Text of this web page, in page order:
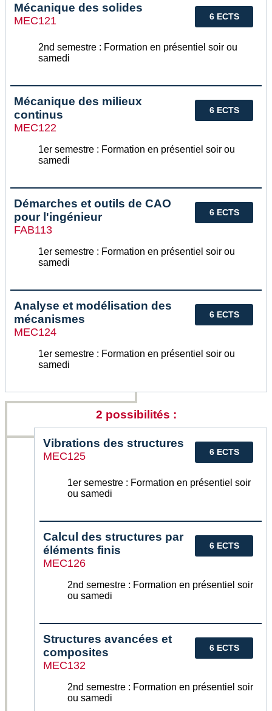
6 ECTS
Mécanique des solides
MEC121
2nd semestre : Formation en présentiel soir ou
samedi
6 ECTS
Mécanique des milieux
continus
MEC122
1er semestre : Formation en présentiel soir ou
samedi
6 ECTS
Démarches et outils de CAO
pour l'ingénieur
FAB113
1er semestre : Formation en présentiel soir ou
samedi
6 ECTS
Analyse et modélisation des
mécanismes
MEC124
1er semestre : Formation en présentiel soir ou
samedi
2 possibilités :
6 ECTS
Vibrations des structures
MEC125
1er semestre : Formation en présentiel soir
ou samedi
6 ECTS
Calcul des structures par
éléments finis
MEC126
2nd semestre : Formation en présentiel soir
ou samedi
6 ECTS
Structures avancées et
composites
MEC132
2nd semestre : Formation en présentiel soir
ou samedi